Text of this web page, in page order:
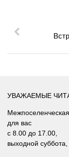
УВАЖАЕМЫЕ
для вас
с 8.00 до 17.00,
выходной суббота,